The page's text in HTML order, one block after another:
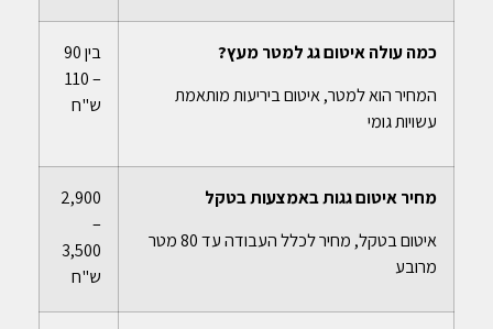
כמה עולה איטום גג למטר מעץ?
המחיר הוא למטר, איטום ביריעות מותאמת
עשויות גומי
בין 90
– 110
ש"ח
מחיר איטום גגות באמצעות בטקל
איטום בטקל, מחיר לכלל העבודה עד 80 מטר
מרובע
2,900
–
3,500
ש"ח